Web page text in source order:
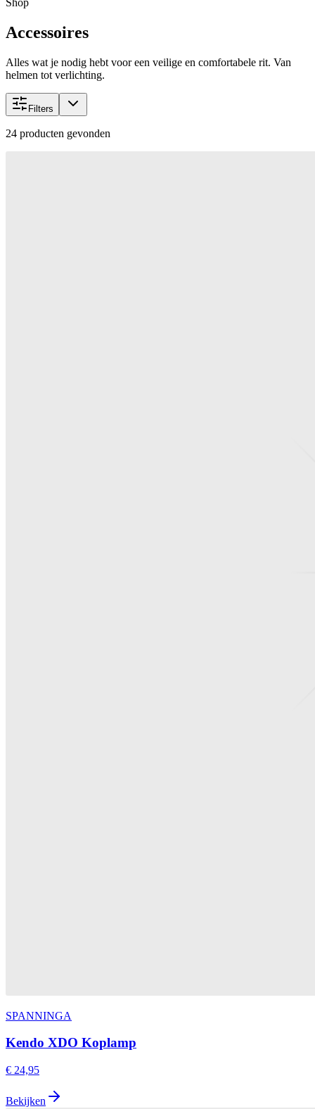
Accessoires
Alles wat je nodig hebt voor een veilige en comfortabele rit. Van
helmen tot verlichting.
Filters
24 producten gevonden
SPANNINGA
Kendo XDO Koplamp
€ 24,95
Bekijken